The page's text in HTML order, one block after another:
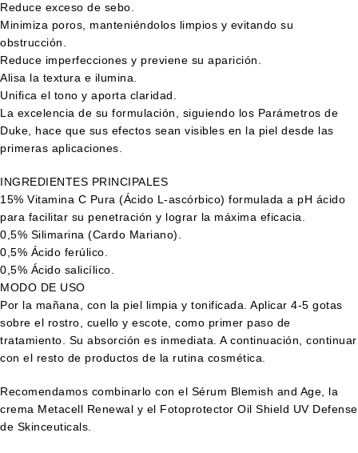
Reduce exceso de sebo.
Minimiza poros, manteniéndolos limpios y evitando su
obstrucción.
Reduce imperfecciones y previene su aparición.
Alisa la textura e ilumina.
Unifica el tono y aporta claridad.
La excelencia de su formulación, siguiendo los Parámetros de
Duke, hace que sus efectos sean visibles en la piel desde las
primeras aplicaciones.
INGREDIENTES PRINCIPALES
15% Vitamina C Pura (Ácido L-ascórbico) formulada a pH ácido
para facilitar su penetración y lograr la máxima eficacia.
0,5% Silimarina (Cardo Mariano).
0,5% Ácido ferúlico.
0,5% Ácido salicílico.
MODO DE USO
Por la mañana, con la piel limpia y tonificada. Aplicar 4-5 gotas
sobre el rostro, cuello y escote, como primer paso de
tratamiento. Su absorción es inmediata. A continuación, continuar
con el resto de productos de la rutina cosmética.
Recomendamos combinarlo con el Sérum Blemish and Age, la
crema Metacell Renewal y el Fotoprotector Oil Shield UV Defense
de Skinceuticals.